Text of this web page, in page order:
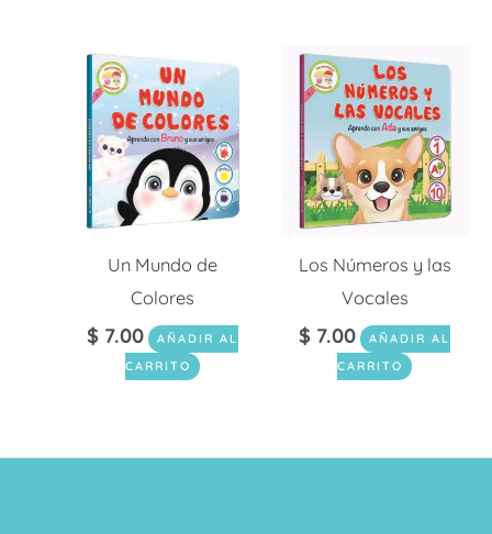
Un Mundo de
Colores
$ 7.00
AÑADIR AL
CARRITO
Los Números y las
Vocales
$ 7.00
AÑADIR AL
CARRITO